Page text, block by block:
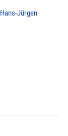
Jürgen